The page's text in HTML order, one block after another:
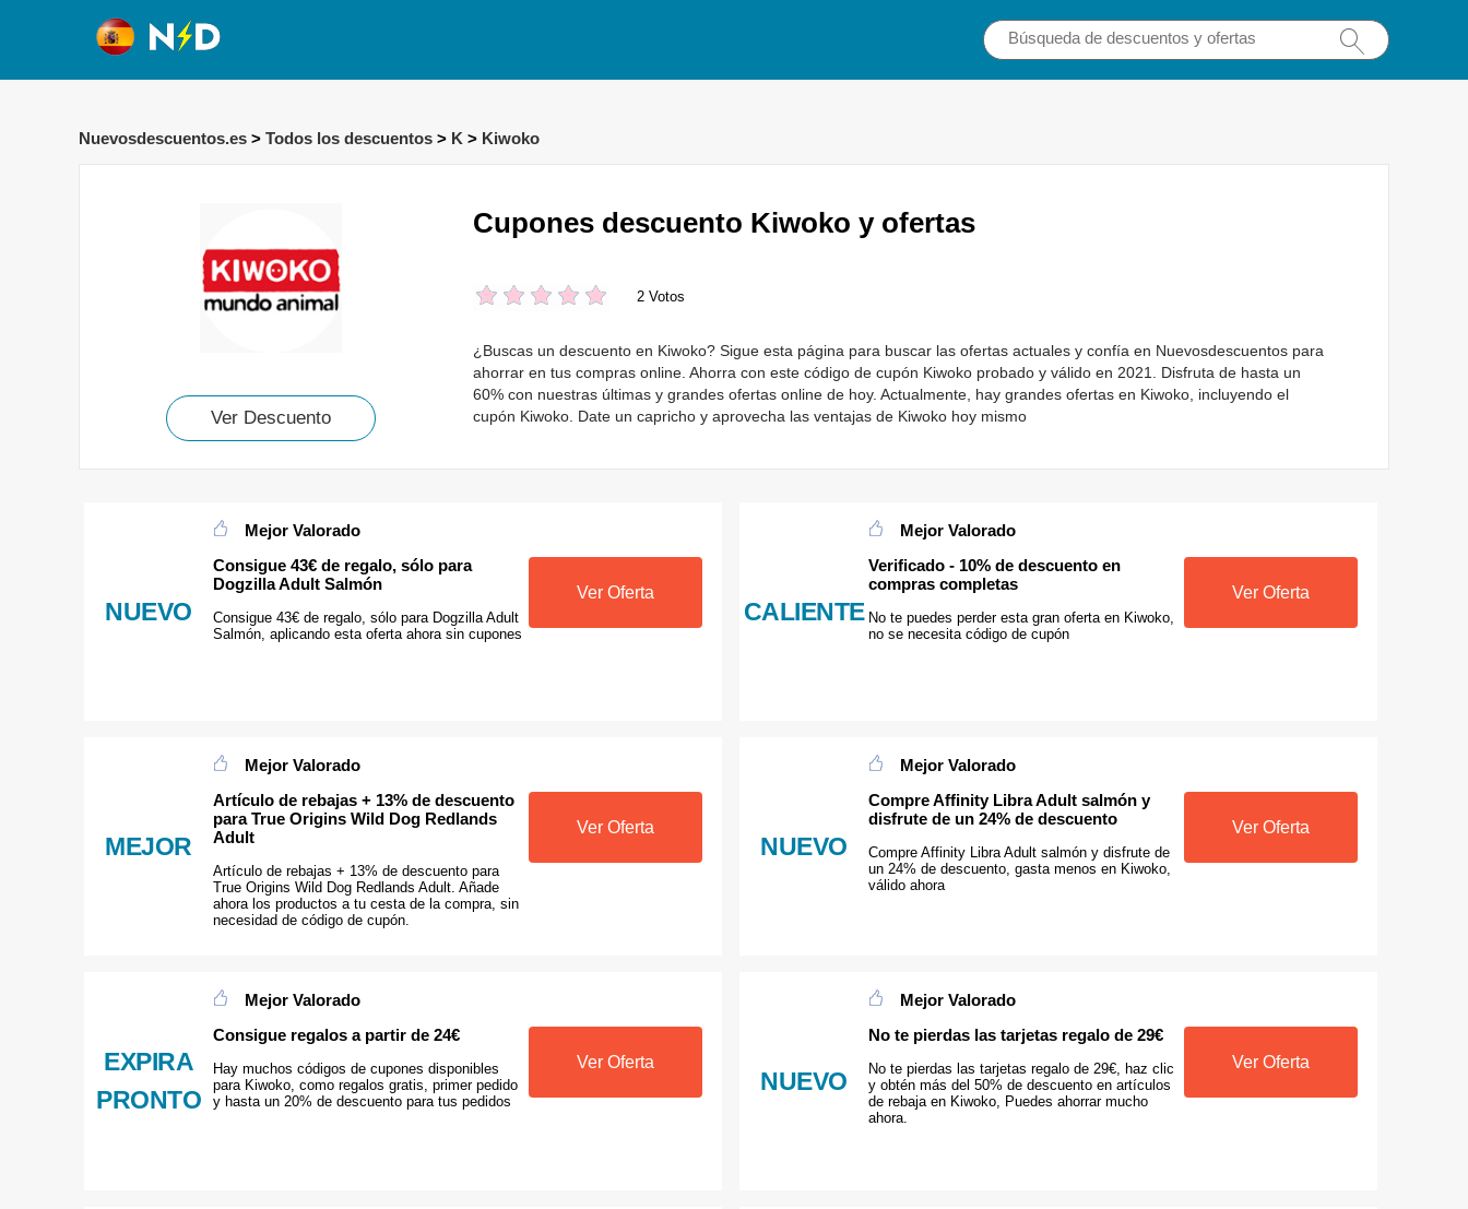
Nuevosdescuentos.es > Todos los descuentos > K > Kiwoko
Ver Descuento
Cupones descuento Kiwoko y ofertas
2 Votos
¿Buscas un descuento en Kiwoko? Sigue esta página para buscar las ofertas actuales y confía en Nuevosdescuentos para
ahorrar en tus compras online. Ahorra con este código de cupón Kiwoko probado y válido en 2021. Disfruta de hasta un
60% con nuestras últimas y grandes ofertas online de hoy. Actualmente, hay grandes ofertas en Kiwoko, incluyendo el
cupón Kiwoko. Date un capricho y aprovecha las ventajas de Kiwoko hoy mismo
NUEVO
Mejor Valorado
Consigue 43€ de regalo, sólo para
Dogzilla Adult Salmón
Consigue 43€ de regalo, sólo para Dogzilla Adult
Salmón, aplicando esta oferta ahora sin cupones
Ver Oferta
CALIENTE
Mejor Valorado
Verificado - 10% de descuento en
compras completas
No te puedes perder esta gran oferta en Kiwoko,
no se necesita código de cupón
Ver Oferta
MEJOR
Mejor Valorado
Artículo de rebajas + 13% de descuento
para True Origins Wild Dog Redlands
Adult
Artículo de rebajas + 13% de descuento para
True Origins Wild Dog Redlands Adult. Añade
ahora los productos a tu cesta de la compra, sin
necesidad de código de cupón.
Ver Oferta
NUEVO
Mejor Valorado
Compre Affinity Libra Adult salmón y
disfrute de un 24% de descuento
Compre Affinity Libra Adult salmón y disfrute de
un 24% de descuento, gasta menos en Kiwoko,
válido ahora
Ver Oferta
EXPIRA
PRONTO
Mejor Valorado
Consigue regalos a partir de 24€
Hay muchos códigos de cupones disponibles
para Kiwoko, como regalos gratis, primer pedido
y hasta un 20% de descuento para tus pedidos
Ver Oferta
NUEVO
Mejor Valorado
No te pierdas las tarjetas regalo de 29€
No te pierdas las tarjetas regalo de 29€, haz clic
y obtén más del 50% de descuento en artículos
de rebaja en Kiwoko, Puedes ahorrar mucho
ahora.
Ver Oferta